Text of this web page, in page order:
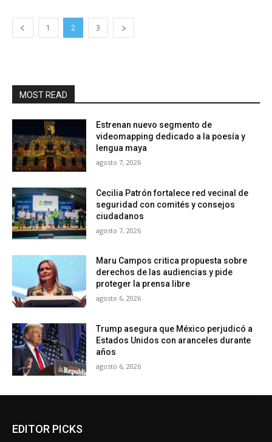
1 2 3
MOST READ
Estrenan nuevo segmento de
videomapping dedicado a la poesía y
lengua maya
agosto 7, 2026
Cecilia Patrón fortalece red vecinal de
seguridad con comités y consejos
ciudadanos
agosto 7, 2026
Maru Campos critica propuesta sobre
derechos de las audiencias y pide
proteger la prensa libre
agosto 6, 2026
Trump asegura que México perjudicó a
Estados Unidos con aranceles durante
años
agosto 6, 2026
EDITOR PICKS